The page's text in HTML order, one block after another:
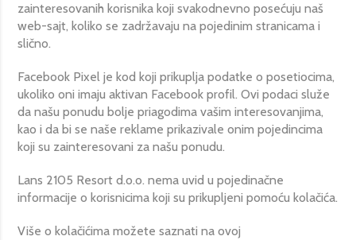
zainteresovanih korisnika koji svakodnevno posećuju naš
web-sajt, koliko se zadržavaju na pojedinim stranicama i
slično.
Facebook Pixel je kod koji prikuplja podatke o posetiocima,
ukoliko oni imaju aktivan Facebook profil. Ovi podaci služe
da našu ponudu bolje priagodima vašim interesovanjima,
kao i da bi se naše reklame prikazivale onim pojedincima
koji su zainteresovani za našu ponudu.
Lans 2105 Resort d.o.o. nema uvid u pojedinačne
informacije o korisnicima koji su prikupljeni pomoću kolačića.
Više o kolačićima možete saznati na ovoj